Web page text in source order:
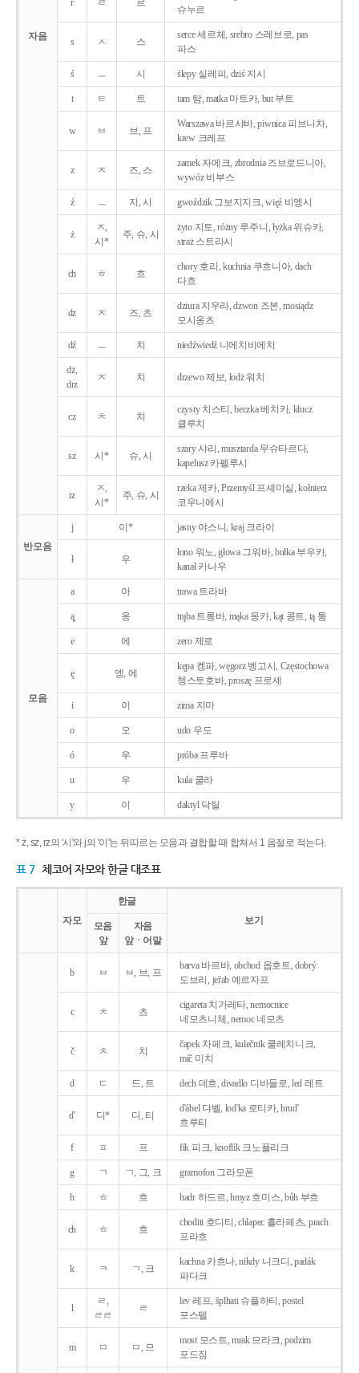
자음
r ㄹ 르
슈누르
s ㅅ 스
serce 세르체, srebro 스레브로, pas
파스
ś ㅡ 시 ślepy 실레피, dziś 지시
t ㅌ 트 tam 탐, matka 마트카, but 부트
w ㅂ 브, 프
Warszawa 바르샤바, piwnica 피브니차,
krew 크레프
z ㅈ 즈, 스
zamek 자메크, zbrodnia 즈브로드니아,
wywóz 비부스
ź ㅡ 지, 시 gwoździk 그보지지크, więź 비엥시
ż
ㅈ,
시*
주, 슈, 시
żyto 지토, różny 루주니, łyżka 위슈카,
straż 스트라시
ch ㅎ 흐
chory 호리, kuchnia 쿠흐니아, dach
다흐
dz ㅈ 즈, 츠
dziura 지우라, dzwon 즈본, mosiądz
모시옹츠
dź ㅡ 치 niedźwiedź 니에치비에치
dż,
drz
ㅈ 치 drzewo 제보, łodż 워치
cz ㅊ 치
czysty 치스티, beczka 베치카, klucz
클루치
sz 시* 슈, 시
szary 샤리, musztarda 무슈타르다,
kapelusz 카펠루시
rz
ㅈ,
시*
주, 슈, 시
rzeka 제카, Przemyśl 프셰미실, kołnierz
코우니에시
반모음
j 이* jasny 야스니, kraj 크라이
ł 우
łono 워노, głowa 그워바, bułka 부우카,
kanał 카나우
모음
a 아 trawa 트라바
ą̨ 옹 trąba 트롱바, mąka 몽카, kąt 콩트, tą 통
e 에 zero 제로
ę 엥, 에
kępa 켕파, węgorz 벵고시, Częstochowa
쳉스토호바, proszę 프로셰
i 이 zima 지마
o 오 udo 우도
ó 우 próba 프루바
u 우 kula 쿨라
y 이 daktyl 닥틸
* ż, sz, rz의 '시'와 j의 '이'는 뒤따르는 모음과 결합할 때 합쳐서 1 음절로 적는다.
표 7 체코어 자모와 한글 대조표
자모
한글
보기
모음
앞
자음
앞ㆍ어말
b ㅂ ㅂ, 브, 프
barva 바르바, obchod 옵호트, dobrý
도브리, jeřab 예르자프
c ㅊ 츠
cigareta 치가레타, nemocnice
네모츠니체, nemoc 네모츠
č ㅊ 치
čapek 차페크, kulečnik 쿨레치니크,
míč 미치
d ㄷ 드, 트 dech 데흐, divadlo 디바들로, led 레트
d' 디* 디, 티
d'ábel 댜벨, lod'ka 로티카, hrud'
흐루티
f ㅍ 프 fík 피크, knoflík 크노플리크
g ㄱ ㄱ, 그, 크 gramofon 그라모폰
h ㅎ 흐 hadr 하드르, hmyz 흐미스, bůh 부흐
ch ㅎ 흐
choditi 호디티, chlapec 흘라페츠, prach
프라흐
k ㅋ ㄱ, 크
kachna 카흐나, nikdy 니크디, padák
파다크
l
ㄹ,
ㄹㄹ
ㄹ
lev 레프, šplhati 슈플하티, postel
포스텔
m ㅁ ㅁ, 므
most 모스트, mrak 므라크, podzim
포드짐